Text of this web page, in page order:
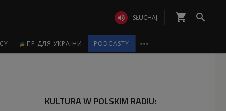
 SŁUCHAJ shopping_cart 
ПР ДЛЯ УКРАЇНИ PODCASTY 
KULTURA W POLSKIM RADIU: